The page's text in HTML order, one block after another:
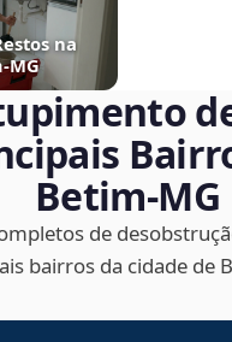
na
Betim‑MG
de
bairros da cidade de